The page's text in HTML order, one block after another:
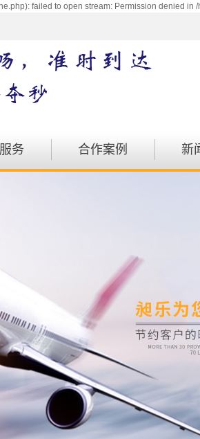
failed to open stream: Permission denied
务
商
输
检
输
车运输
合作案例 新